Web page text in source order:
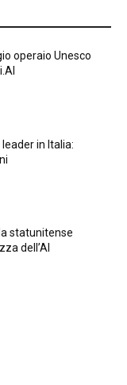
operaio Unesco
in Italia:
statunitense
dell’AI